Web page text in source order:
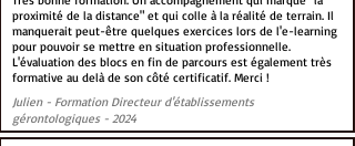
proximité de la distance" et qui colle à la réalité de terrain. Il
manquerait peut-être quelques exercices lors de l'e-learning
pour pouvoir se mettre en situation professionnelle.
L'évaluation des blocs en fin de parcours est également très
formative au delà de son côté certificatif. Merci !
Julien - Formation Directeur d'établissements
gérontologiques - 2024